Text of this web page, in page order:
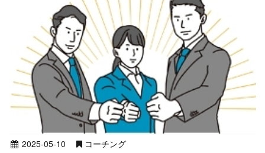
2025-05-10 コーチング